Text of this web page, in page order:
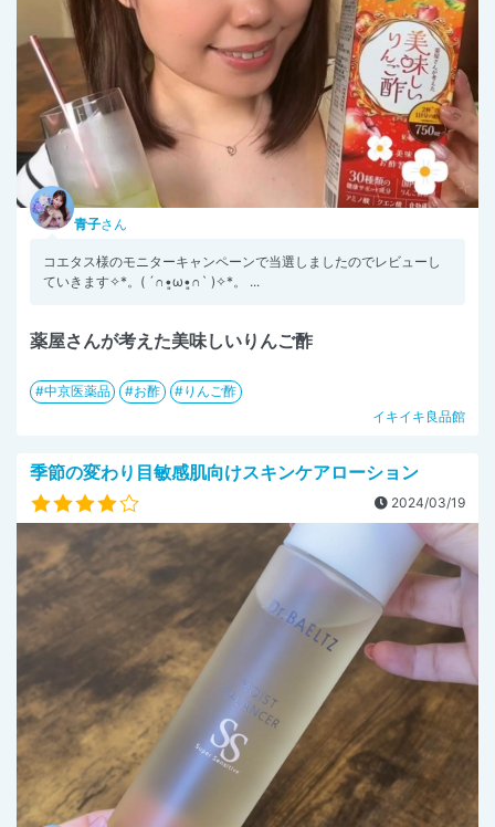
青子さん
コエタス様のモニターキャンペーンで当選しましたのでレビューし
ていきます✧︎*。( ´∩︎•͈ω•͈∩︎` )✧︎*。 ...
薬屋さんが考えた美味しいりんご酢
中京医薬品 お酢
りんご酢
イキイキ良品館
季節の変わり目敏感肌向けスキンケアローション
2024/03/19